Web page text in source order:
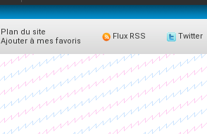
Plan du site
Ajouter à mes favoris
Flux RSS Twitter